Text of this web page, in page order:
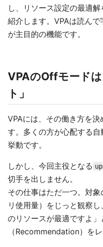
し、リソース設定の最適
紹介します。VPAは読ん
が主目的の機能です。
VPAのOffモード
ト」
VPAには、その働き方を
す。多くの方が心配する自
挙動です。
しかし、今回主役となる
切手を出しません。
その仕事はただ一つ。対
リ使用量）をじっと観察
のリソースが最適ですよ」
（Recommendation）を